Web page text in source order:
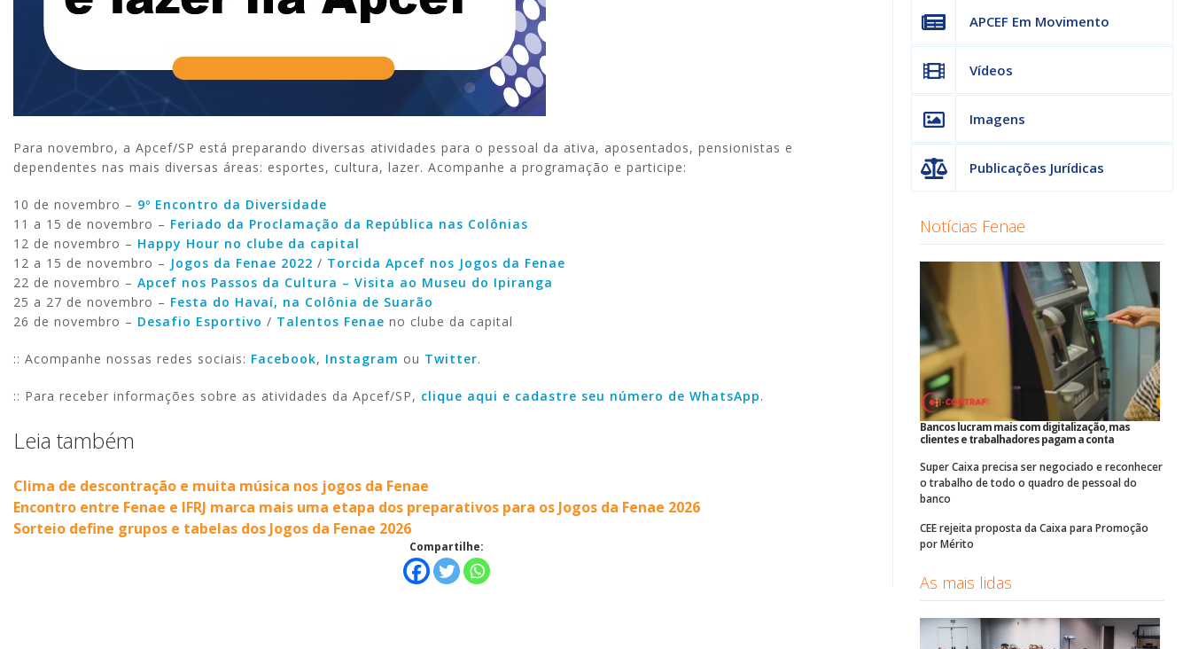
Para novembro, a Apcef/SP está preparando diversas atividades para o pessoal da ativa, aposentados, pensionistas e
dependentes nas mais diversas áreas: esportes, cultura, lazer. Acompanhe a programação e participe:
10 de novembro – 9º Encontro da Diversidade
11 a 15 de novembro – Feriado da Proclamação da República nas Colônias
12 de novembro – Happy Hour no clube da capital
12 a 15 de novembro – Jogos da Fenae 2022 / Torcida Apcef nos Jogos da Fenae
22 de novembro – Apcef nos Passos da Cultura – Visita ao Museu do Ipiranga
25 a 27 de novembro – Festa do Havaí, na Colônia de Suarão
26 de novembro – Desafio Esportivo / Talentos Fenae no clube da capital
:: Acompanhe nossas redes sociais: Facebook, Instagram ou Twitter.
:: Para receber informações sobre as atividades da Apcef/SP, clique aqui e cadastre seu número de WhatsApp.
Leia também
Clima de descontração e muita música nos jogos da Fenae
Encontro entre Fenae e IFRJ marca mais uma etapa dos preparativos para os Jogos da Fenae 2026
Sorteio define grupos e tabelas dos Jogos da Fenae 2026
Compartilhe:
APCEF Em Movimento
Vídeos
Imagens
Publicações Jurídicas
Notícias Fenae
Bancos lucram mais com digitalização, mas
clientes e trabalhadores pagam a conta
Super Caixa precisa ser negociado e reconhecer
o trabalho de todo o quadro de pessoal do
banco
CEE rejeita proposta da Caixa para Promoção
por Mérito
As mais lidas